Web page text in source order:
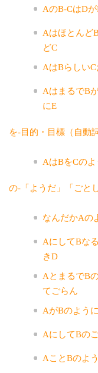
AのB-CはD
Aはほとんど
どC
AはBらしいC
AはまるでB
にE
を-目的・目標（自動詞
AはBをCの
の-「ようだ」「ごと
なんだかAの
AにしてBな
きD
AとまるでB
てごらん
AがBのよう
AにしてBの
AことBのよ